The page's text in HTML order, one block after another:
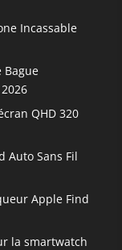
Incassable
Bague
QHD 320
Auto Sans Fil
Apple Find
la smartwatch